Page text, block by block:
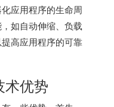
应用程序的生命周
如自动伸缩、负载
高应用程序的可靠
术优势